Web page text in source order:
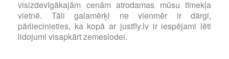
visizdevīgākajām cenām atrodamas mūsu tīmekļa
vietnē. Tāli galamērķi ne vienmēr ir dārgi,
pārliecinieties, ka kopā ar justfly.lv ir iespējami lēti
lidojumi visapkārt zemeslodei.